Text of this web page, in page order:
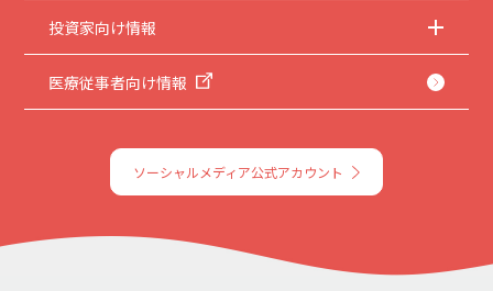
投資家向け情報
医療従事者向け情報
ソーシャルメディア公式アカウント